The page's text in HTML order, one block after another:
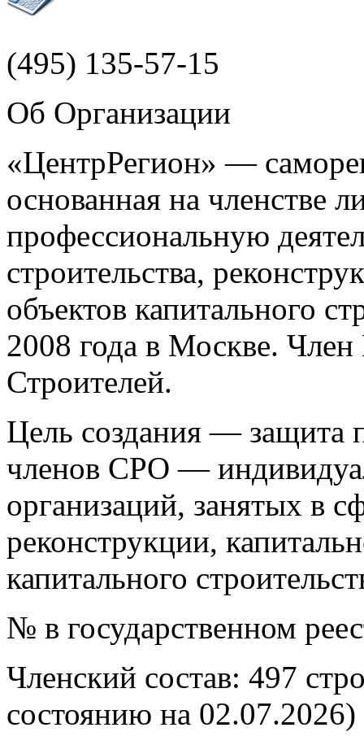
(495) 135-57-15
Об Организации
«ЦентрРегион» —
основанная на членстве
профессиональную
строительства,
объектов капитального
2008 года в Москве.
Строителей.
Цель создания — защита
членов СРО —
организаций, занятых в
реконструкции,
капитального
№ в государственном
Членский состав: 497
состоянию на 02.07.2026)